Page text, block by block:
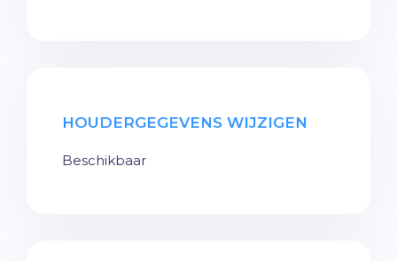
HOUDERGEGEVENS WIJZIGEN
Beschikbaar